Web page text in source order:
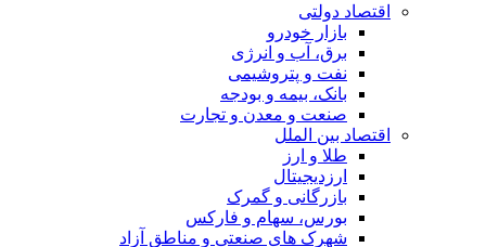
اقتصاد دولتی
بازار خودرو
برق، آب و انرژی
نفت و پتروشیمی
بانک، بیمه و بودجه
صنعت و معدن و تجارت
اقتصاد بین الملل
طلا و ارز
ارزدیجیتال
بازرگانی و گمرک
بورس، سهام و فارکس
شهرک های صنعتی و مناطق آزاد